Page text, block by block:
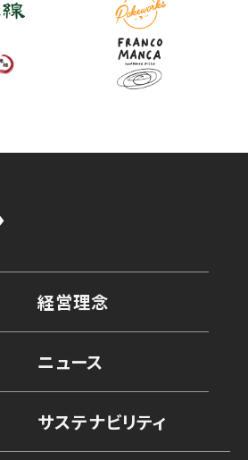
経営理念
ニュース
サステナビリティ